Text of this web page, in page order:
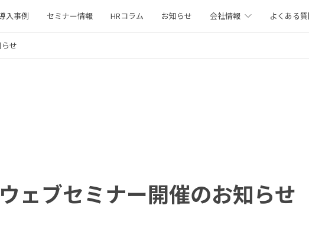
入事例 セミナー情報 HRコラム お知らせ 会社情報 よくある
せ
ェブセミナー開催のお知らせ